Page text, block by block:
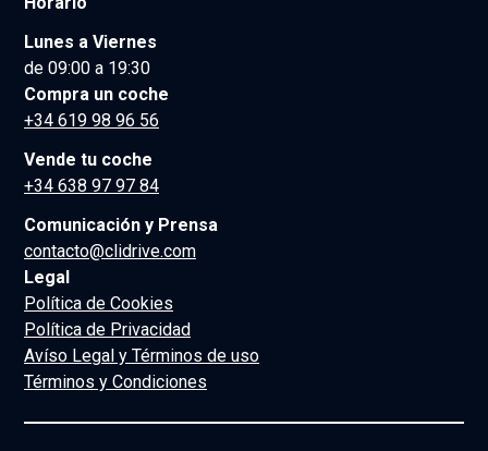
Lunes a Viernes
de 09:00 a 19:30
Compra un coche
+34 619 98 96 56
Vende tu coche
+34 638 97 97 84
Comunicación y Prensa
contacto@clidrive.com
Legal
Política de Cookies
Política de Privacidad
Avíso Legal y Términos de uso
Términos y Condiciones